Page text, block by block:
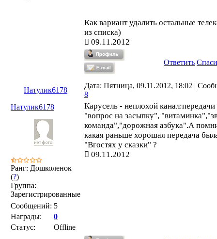
Как вариант удалить остальные
из списка)
09.11.2012
Ответить
Натулик6178
Дата: Пятница, 09.11.2012, 18:02 |
8
Натулик6178
Ранг: Дошколенок
(?)
Группа:
Зарегистрированные
Сообщений: 5
Награды:
0
Статус:
Offline
Карусель - неплохой канал:передачи
"вопрос на засыпку",
команда","дорожная азбука".А
какая раньше хорошая передача
"Вгостях у сказки" ?
09.11.2012